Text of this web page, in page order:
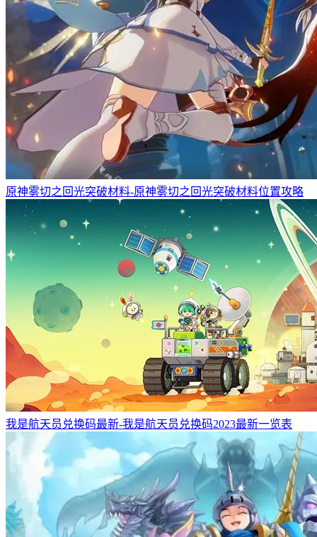
原神雾切之回光突破材料-原神雾切之回光突破材料位置攻略
我是航天员兑换码最新-我是航天员兑换码2023最新一览表